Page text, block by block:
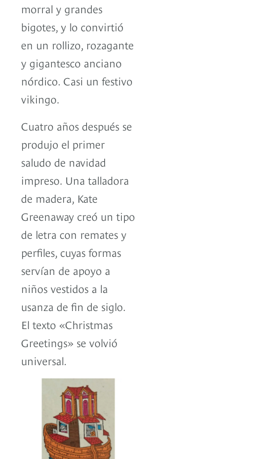
morral y grandes
bigotes, y lo convirtió
en un rollizo, rozagante
y gigantesco anciano
nórdico. Casi un festivo
vikingo.
Cuatro años después se
produjo el primer
saludo de navidad
impreso. Una talladora
de madera, Kate
Greenaway creó un tipo
de letra con remates y
perfiles, cuyas formas
servían de apoyo a
niños vestidos a la
usanza de fin de siglo.
El texto «Christmas
Greetings» se volvió
universal.